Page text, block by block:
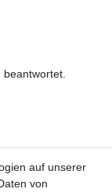
auf unserer
von